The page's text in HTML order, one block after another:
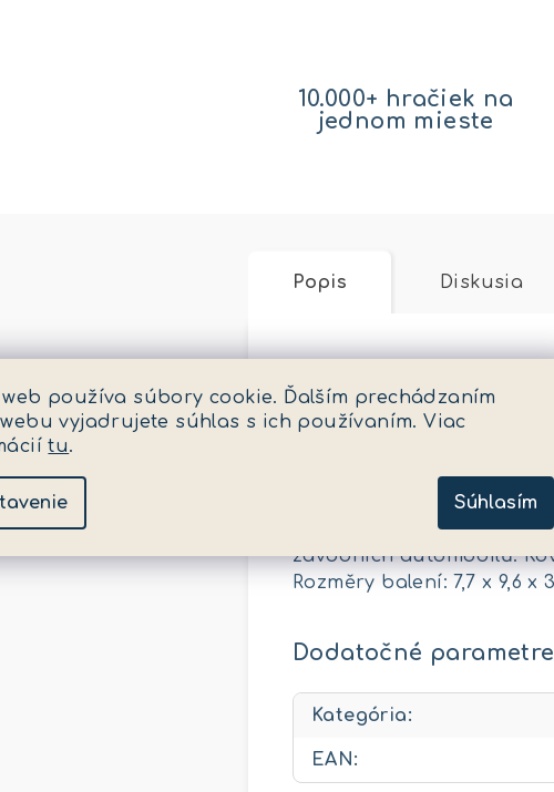
web používa súbory cookie. Ďalším prechádzaním
vyjadrujete súhlas s ich používaním. Viac
tu.
Súhlasím
10.000+ hračiek na
jednom mieste
Popis Diskusia
Mercedes-AMG GT4 je
výraznému zadnímu
závodní charakter, který
kvalitním zpracováním,
hraní, tak pro sbírání.
závodních automobilů.
Rozměry balení: 7,7 x 9,6 x
Dodatočné parametre
Kategória:
EAN: